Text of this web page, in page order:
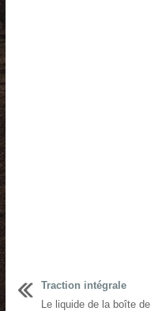
Traction intégrale
Le liquide de la boîte de